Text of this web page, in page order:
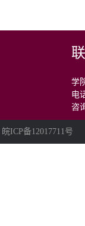
学
电
咨
皖ICP备12017711号